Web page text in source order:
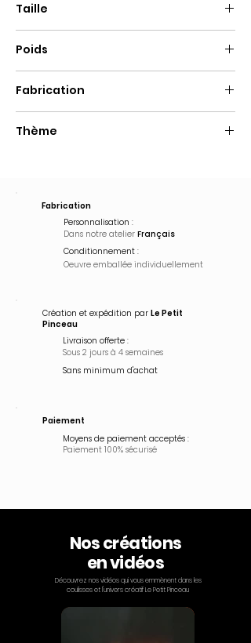
Taille
Diamètre : +/- 60cm
Poids
Fabrication
Thème
Fabrication
Personnalisation :
Dans notre atelier Français
Conditionnement :
Oeuvre emballée individuellement
Création et expédition par Le Petit
Pinceau
Livraison offerte :
Sous 2 jours à 4 semaines
Sans minimum d'achat
Paiement
Moyens de paiement acceptés :
Paiement 100% sécurisé
Nos créations
en vidéos
Découvrez nos vidéos qui vous emmènent dans les
coulisses et l'univers créatif Le Petit Pinceau